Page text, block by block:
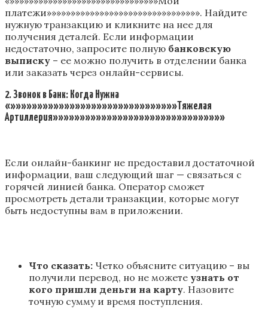
платежи»»»»»»»»»»»»»»»»»»»»»»»»»»»»»»»». Найдите
нужную транзакцию и кликните на нее для
получения деталей. Если информации
недостаточно, запросите полную банковскую
выписку – ее можно получить в отделении банка
или заказать через онлайн-сервисы.
2. Звонок в Банк: Когда Нужна
«»»»»»»»»»»»»»»»»»»»»»»»»»»»»»»»Тяжелая
Артиллерия»»»»»»»»»»»»»»»»»»»»»»»»»»»»»»»»
Если онлайн-банкинг не предоставил достаточной
информации, ваш следующий шаг — связаться с
горячей линией банка. Оператор сможет
просмотреть детали транзакции, которые могут
быть недоступны вам в приложении.
Что сказать: Четко объясните ситуацию – вы
получили перевод, но не можете узнать от
кого пришли деньги на карту. Назовите
точную сумму и время поступления.